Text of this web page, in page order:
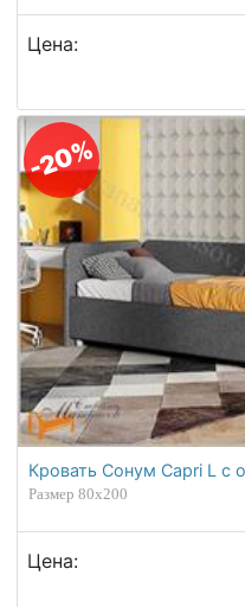
Цена:
-20%
Кровать Сонум Capri L с
Размер 80х200
Цена: